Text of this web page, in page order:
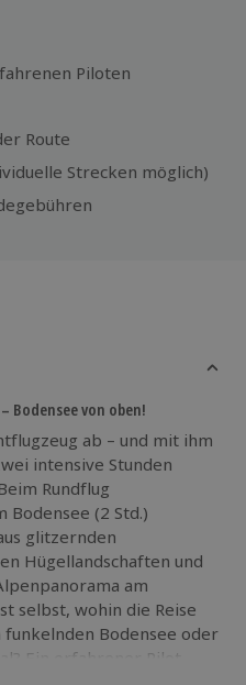
Piloten
Route
Strecken möglich)
Bodensee von oben!
ab – und mit ihm
intensive Stunden
Rundflug
Bodensee (2 Std.)
glitzernden
Hügellandschaften und
am
selbst, wohin die Reise
Bodensee oder
Ein erfahrener Pilot